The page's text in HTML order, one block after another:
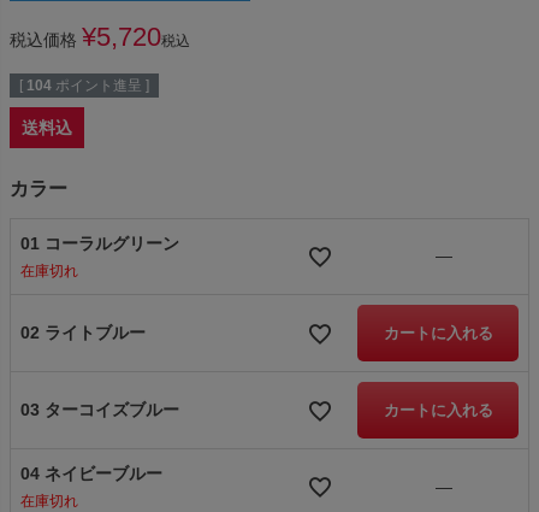
税込価格 ¥5,720税込
[ 104 ポイント進呈 ]
送料込
カラー
01 コーラルグリーン
在庫切れ
—
02 ライトブルー カートに入れる
03 ターコイズブルー カートに入れる
04 ネイビーブルー
在庫切れ
—